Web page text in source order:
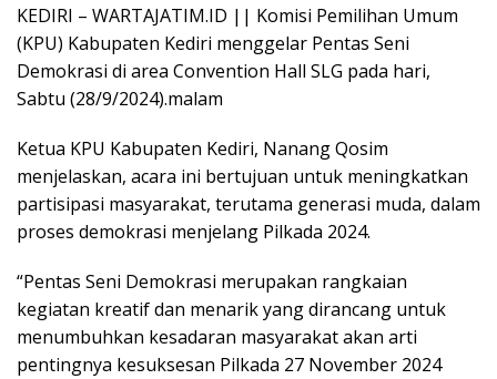
KEDIRI – WARTAJATIM.ID || Komisi Pemilihan Umum
(KPU) Kabupaten Kediri menggelar Pentas Seni
Demokrasi di area Convention Hall SLG pada hari,
Sabtu (28/9/2024).malam
Ketua KPU Kabupaten Kediri, Nanang Qosim
menjelaskan, acara ini bertujuan untuk meningkatkan
partisipasi masyarakat, terutama generasi muda, dalam
proses demokrasi menjelang Pilkada 2024.
“Pentas Seni Demokrasi merupakan rangkaian
kegiatan kreatif dan menarik yang dirancang untuk
menumbuhkan kesadaran masyarakat akan arti
pentingnya kesuksesan Pilkada 27 November 2024